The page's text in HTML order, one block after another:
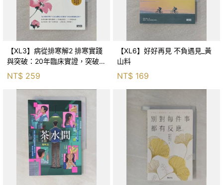
【XL3】病從排寒解2 排寒實踐
與突破：20年臨床實證，突破排
寒盲點，防治疫毒流感的中醫養
命方略！_李璧如
NT$ 259
【XL6】好好再見 不負遇見_黃
山料
NT$ 169